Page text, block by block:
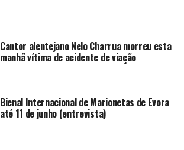
Cantor alentejano Nelo Charrua morreu esta
manhã vítima de acidente de viação
Bienal Internacional de Marionetas de Évora
até 11 de junho (entrevista)